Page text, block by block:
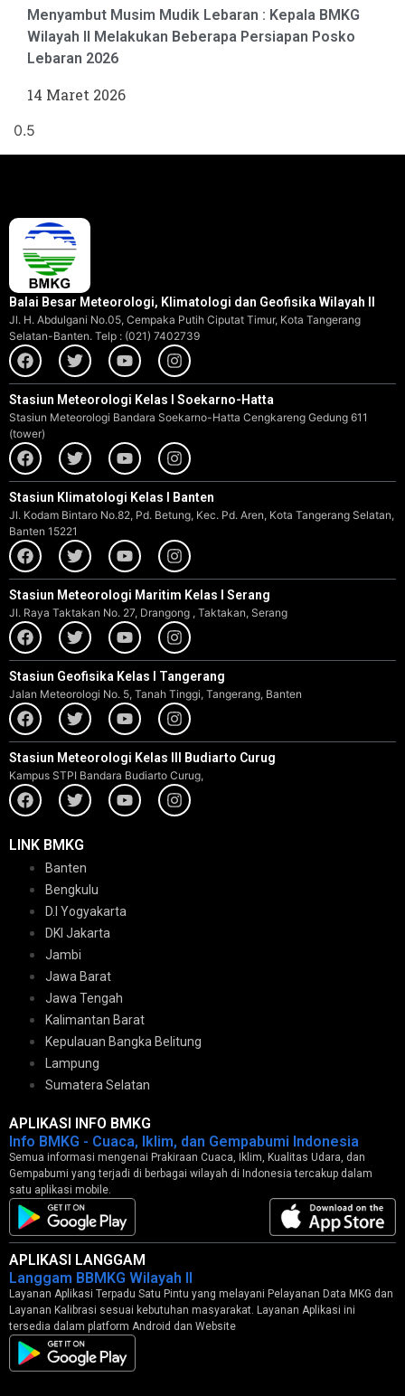
Menyambut Musim Mudik Lebaran : Kepala BMKG
Wilayah II Melakukan Beberapa Persiapan Posko
Lebaran 2026
14 Maret 2026
Balai Besar Meteorologi, Klimatologi dan Geofisika Wilayah II
Jl. H. Abdulgani No.05, Cempaka Putih Ciputat Timur, Kota Tangerang
Selatan-Banten. Telp : (021) 7402739
Stasiun Meteorologi Kelas I Soekarno-Hatta
Stasiun Meteorologi Bandara Soekarno-Hatta Cengkareng Gedung 611
(tower)
Stasiun Klimatologi Kelas I Banten
Jl. Kodam Bintaro No.82, Pd. Betung, Kec. Pd. Aren, Kota Tangerang Selatan,
Banten 15221
Stasiun Meteorologi Maritim Kelas I Serang
Jl. Raya Taktakan No. 27, Drangong , Taktakan, Serang
Stasiun Geofisika Kelas I Tangerang
Jalan Meteorologi No. 5, Tanah Tinggi, Tangerang, Banten
Stasiun Meteorologi Kelas III Budiarto Curug
Kampus STPI Bandara Budiarto Curug,
LINK BMKG
Banten
Bengkulu
D.I Yogyakarta
DKI Jakarta
Jambi
Jawa Barat
Jawa Tengah
Kalimantan Barat
Kepulauan Bangka Belitung
Lampung
Sumatera Selatan
APLIKASI INFO BMKG
Info BMKG - Cuaca, Iklim, dan Gempabumi Indonesia
Semua informasi mengenai Prakiraan Cuaca, Iklim, Kualitas Udara, dan
Gempabumi yang terjadi di berbagai wilayah di Indonesia tercakup dalam
satu aplikasi mobile.
APLIKASI LANGGAM
Langgam BBMKG Wilayah II
Layanan Aplikasi Terpadu Satu Pintu yang melayani Pelayanan Data MKG dan
Layanan Kalibrasi sesuai kebutuhan masyarakat. Layanan Aplikasi ini
tersedia dalam platform Android dan Website